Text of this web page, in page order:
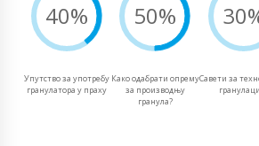
40%
Упутство за употребу
гранулатора у праху
50%
Како одабрати опрему
за производњу
гранула?
Савети за